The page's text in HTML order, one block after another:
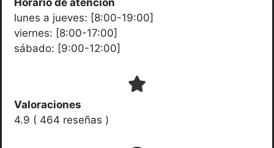
lunes a jueves: [8:00-19:00]
viernes: [8:00-17:00]
sábado: [9:00-12:00]
Valoraciones
4.9 ( 464 reseñas )